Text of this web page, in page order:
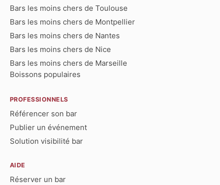
Bars les moins chers de Toulouse
Bars les moins chers de Montpellier
Bars les moins chers de Nantes
Bars les moins chers de Nice
Bars les moins chers de Marseille
Boissons populaires
PROFESSIONNELS
Référencer son bar
Publier un événement
Solution visibilité bar
AIDE
Réserver un bar